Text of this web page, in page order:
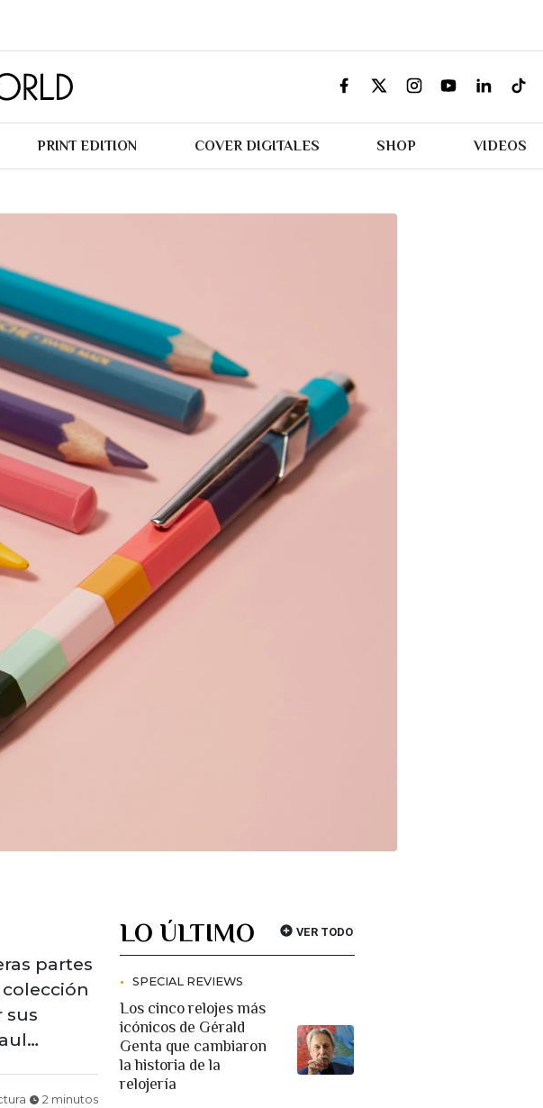
PRINT EDITION COVER DIGITALES SHOP VIDEOS
partes
sus
2 minutos
LO ÚLTIMO VER TODO
SPECIAL REVIEWS
Los cinco relojes más
icónicos de Gérald
Genta que cambiaron
la historia de la
relojería